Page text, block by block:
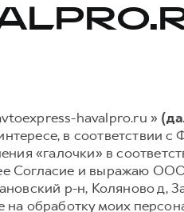
havalpro.ru »
в соответствии с
«галочки» в
Согласие и выражаю
р-н, Коляново д,
на обработку моих